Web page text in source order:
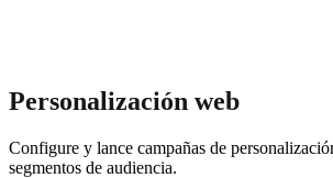
Personalización web
Configure y lance campañas de
segmentos de audiencia.